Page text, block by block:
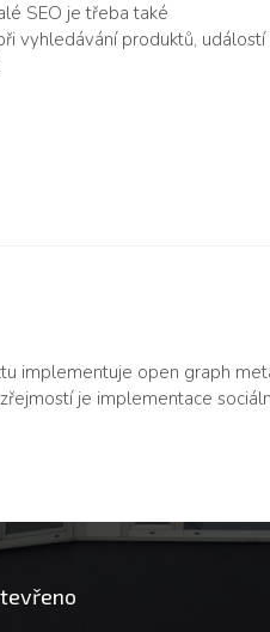
SEO je třeba také
vyhledávání produktů, událostí
implementuje open graph
je implementace